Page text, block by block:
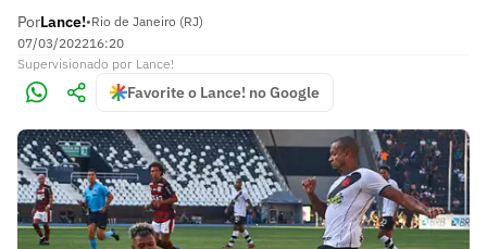
PorLance!•Rio de Janeiro (RJ)
07/03/202216:20
Supervisionado por Lance!
Favorite o Lance! no Google